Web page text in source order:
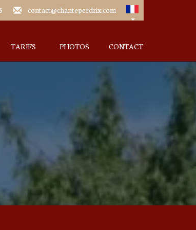
contact@chanteperdrix.com
TARIFS PHOTOS CONTACT